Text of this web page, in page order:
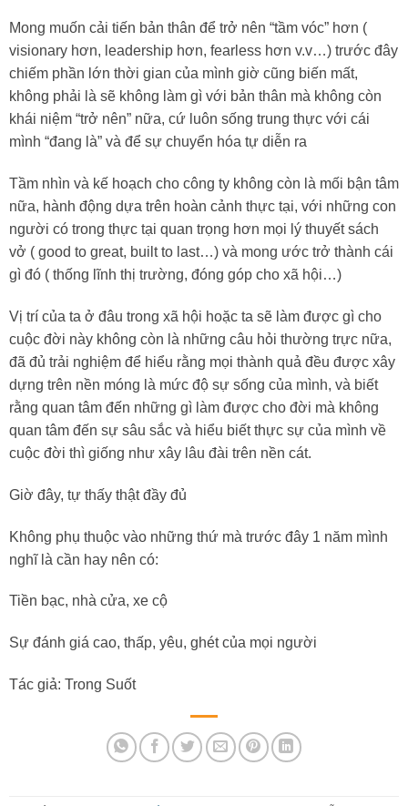
Mong muốn cải tiến bản thân để trở nên “tầm vóc” hơn (
visionary hơn, leadership hơn, fearless hơn v.v…) trước đây
chiếm phần lớn thời gian của mình giờ cũng biến mất,
không phải là sẽ không làm gì với bản thân mà không còn
khái niệm “trở nên” nữa, cứ luôn sống trung thực với cái
mình “đang là” và để sự chuyển hóa tự diễn ra
Tầm nhìn và kế hoạch cho công ty không còn là mối bận tâm
nữa, hành động dựa trên hoàn cảnh thực tại, với những con
người có trong thực tại quan trọng hơn mọi lý thuyết sách
vở ( good to great, built to last…) và mong ước trở thành cái
gì đó ( thống lĩnh thị trường, đóng góp cho xã hội…)
Vị trí của ta ở đâu trong xã hội hoặc ta sẽ làm được gì cho
cuộc đời này không còn là những câu hỏi thường trực nữa,
đã đủ trải nghiệm để hiểu rằng mọi thành quả đều được xây
dựng trên nền móng là mức độ sự sống của mình, và biết
rằng quan tâm đến những gì làm được cho đời mà không
quan tâm đến sự sâu sắc và hiểu biết thực sự của mình về
cuộc đời thì giống như xây lâu đài trên nền cát.
Giờ đây, tự thấy thật đầy đủ
Không phụ thuộc vào những thứ mà trước đây 1 năm mình
nghĩ là cần hay nên có:
Tiền bạc, nhà cửa, xe cộ
Sự đánh giá cao, thấp, yêu, ghét của mọi người
Tác giả: Trong Suốt